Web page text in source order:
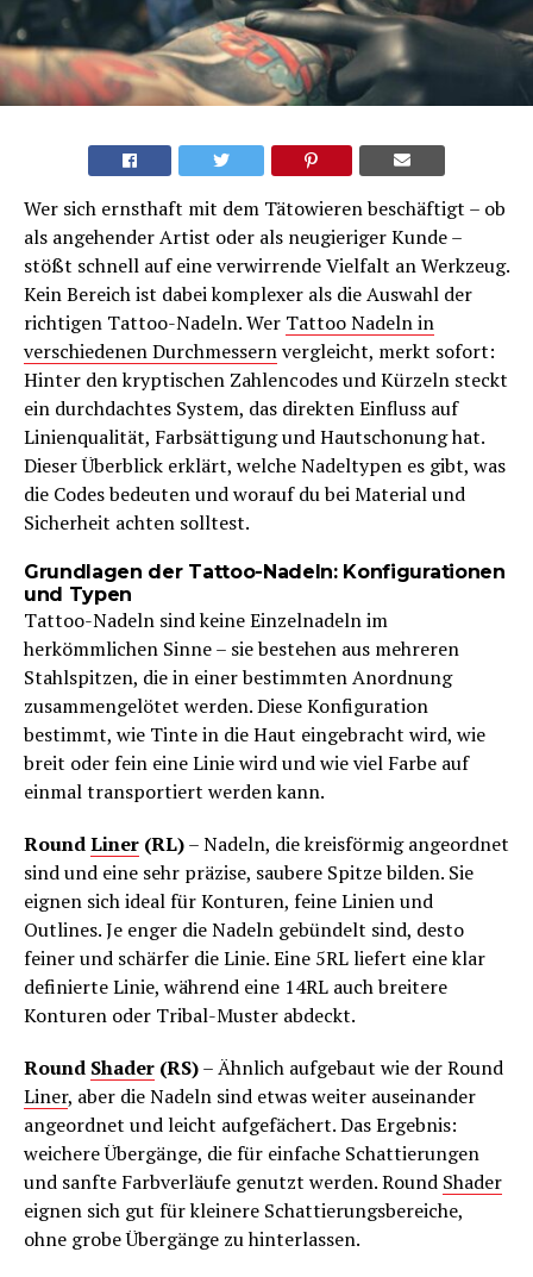
Wer sich ernsthaft mit dem Tätowieren beschäftigt – ob
als angehender Artist oder als neugieriger Kunde –
stößt schnell auf eine verwirrende Vielfalt an Werkzeug.
Kein Bereich ist dabei komplexer als die Auswahl der
richtigen Tattoo-Nadeln. Wer Tattoo Nadeln in
verschiedenen Durchmessernvergleicht, merkt sofort:
Hinter den kryptischen Zahlencodes und Kürzeln steckt
ein durchdachtes System, das direkten Einfluss auf
Linienqualität, Farbsättigung und Hautschonung hat.
Dieser Überblick erklärt, welche Nadeltypen es gibt, was
die Codes bedeuten und worauf du bei Material und
Sicherheit achten solltest.
Grundlagen der Tattoo-Nadeln: Konfigurationen
und Typen
Tattoo-Nadeln sind keine Einzelnadeln im
herkömmlichen Sinne – sie bestehen aus mehreren
Stahlspitzen, die in einer bestimmten Anordnung
zusammengelötet werden. Diese Konfiguration
bestimmt, wie Tinte in die Haut eingebracht wird, wie
breit oder fein eine Linie wird und wie viel Farbe auf
einmal transportiert werden kann.
RoundLiner (RL)– Nadeln, die kreisförmig angeordnet
sind und eine sehr präzise, saubere Spitze bilden. Sie
eignen sich ideal für Konturen, feine Linien und
Outlines. Je enger die Nadeln gebündelt sind, desto
feiner und schärfer die Linie. Eine 5RL liefert eine klar
definierte Linie, während eine 14RL auch breitere
Konturen oder Tribal-Muster abdeckt.
Round Shader (RS)– Ähnlich aufgebaut wie der Round
Liner, aber die Nadeln sind etwas weiter auseinander
angeordnet und leicht aufgefächert. Das Ergebnis:
weichere Übergänge, die für einfache Schattierungen
und sanfte Farbverläufe genutzt werden. Round Shader
eignen sich gut für kleinere Schattierungsbereiche,
ohne grobe Übergänge zu hinterlassen.